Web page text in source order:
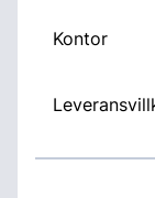
Kontor